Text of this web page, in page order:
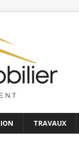
TRAVAUX